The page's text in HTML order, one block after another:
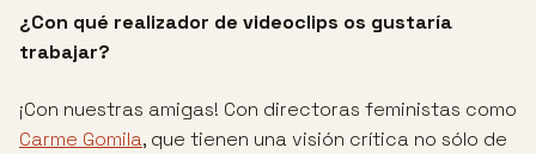
¿Con qué realizador de videoclips os gustaría
trabajar?
¡Con nuestras amigas! Con directoras feministas como
Carme Gomila, que tienen una visión crítica no sólo de